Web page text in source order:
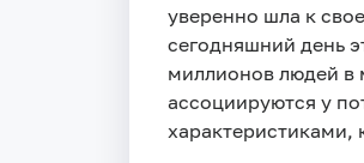
уверенно шла к
сегодняшний день
миллионов людей в
ассоциируются у
характеристиками,